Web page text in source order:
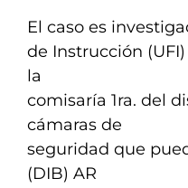
El caso es
de Instrucción
la
comisaría 1ra. del
cámaras de
seguridad que
(DIB) AR